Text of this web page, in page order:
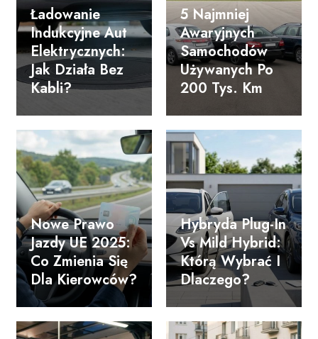
Ładowanie
Indukcyjne Aut
Elektrycznych:
Jak Działa Bez
Kabli?
5 Najmniej
Awaryjnych
Samochodów
Używanych Po
200 Tys. Km
Nowe Prawo
Jazdy UE 2025:
Co Zmienia Się
Dla Kierowców?
Hybryda Plug-In
Vs Mild Hybrid:
Którą Wybrać I
Dlaczego?